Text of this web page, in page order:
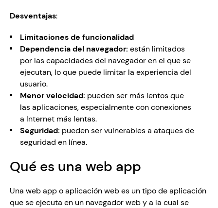
Desventajas:
Limitaciones de funcionalidad
Dependencia del navegador: están limitados
por las capacidades del navegador en el que se
ejecutan, lo que puede limitar la experiencia del
usuario.
Menor velocidad: pueden ser más lentos que
las aplicaciones, especialmente con conexiones
a Internet más lentas.
Seguridad: pueden ser vulnerables a ataques de
seguridad en línea.
Qué es una web app
Una web app o aplicación web es un tipo de aplicación
que se ejecuta en un navegador web y a la cual se